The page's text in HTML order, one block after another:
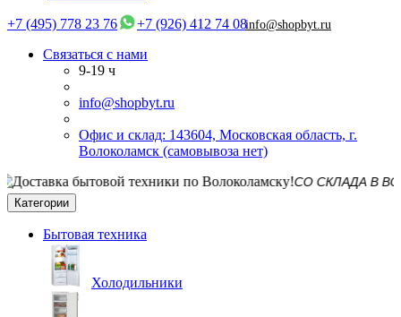
+7 (495) 778 23 76
+7 (926) 412 74 08info@shopbyt.ru
Связаться с нами
9-19 ч
info@shopbyt.ru
Офис и склад: 143604, Московская область, г.
Волоколамск (самовывоза нет)
СО СКЛАДА В
Категории
Бытовая техника
Холодильники